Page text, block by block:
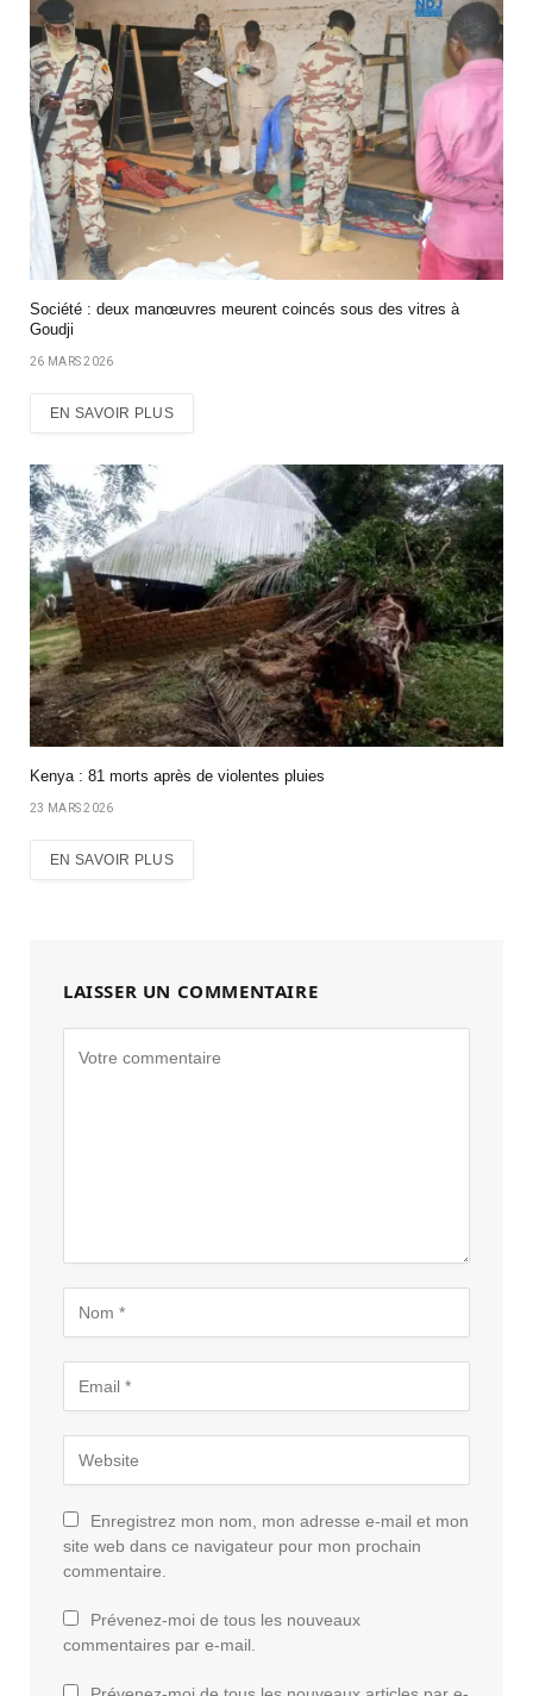
Société : deux manœuvres meurent coincés sous des vitres à
Goudji
26 MARS 2026
EN SAVOIR PLUS
Kenya : 81 morts après de violentes pluies
23 MARS 2026
EN SAVOIR PLUS
LAISSER UN COMMENTAIRE
Enregistrez mon nom, mon adresse e-mail et mon
site web dans ce navigateur pour mon prochain
commentaire.
Prévenez-moi de tous les nouveaux
commentaires par e-mail.